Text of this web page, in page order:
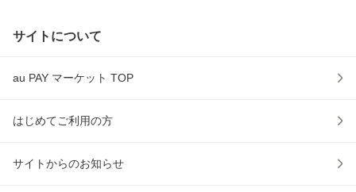
サイトについて
au PAY マーケット TOP
はじめてご利用の方
サイトからのお知らせ